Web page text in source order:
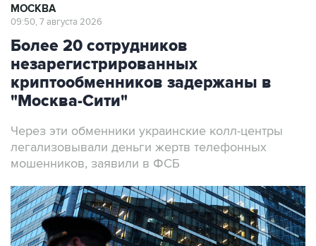
Более 20 сотрудников
незарегистрированных
криптообменников задержаны в
"Москва-Сити"
Через эти обменники украинские колл-центры
мошенников, заявили в ФСБ